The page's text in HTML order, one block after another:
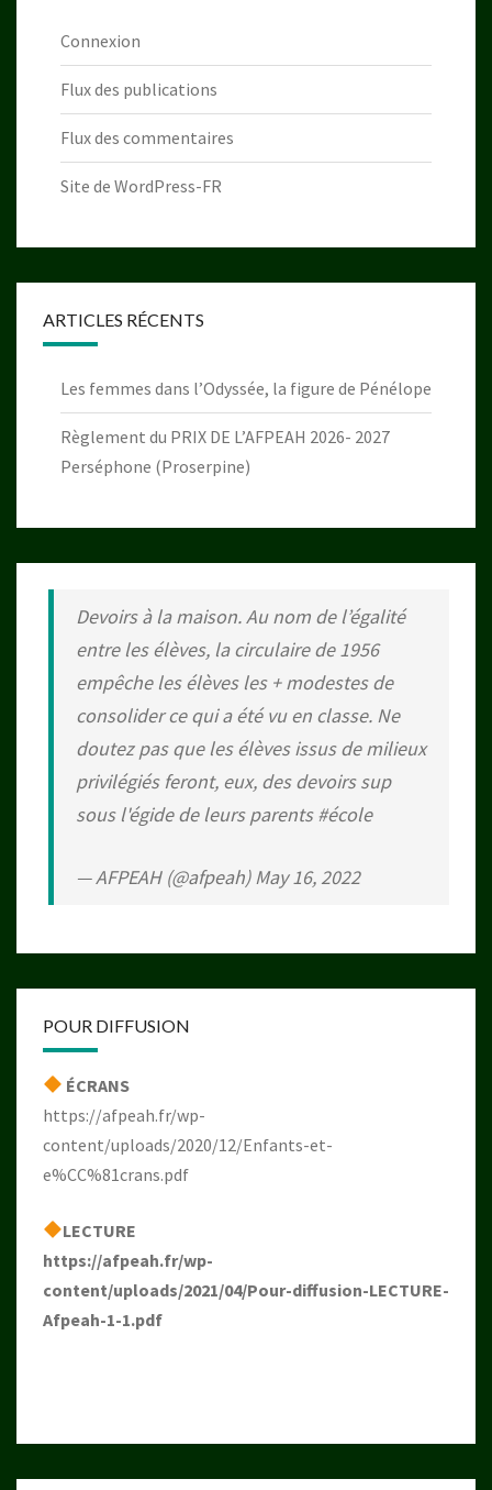
Connexion
Flux des publications
Flux des commentaires
Site de WordPress-FR
ARTICLES RÉCENTS
Les femmes dans l’Odyssée, la figure de Pénélope
Règlement du PRIX DE L’AFPEAH 2026- 2027
Perséphone (Proserpine)
Devoirs à la maison. Au nom de l’égalité
entre les élèves, la circulaire de 1956
empêche les élèves les + modestes de
consolider ce qui a été vu en classe. Ne
doutez pas que les élèves issus de milieux
privilégiés feront, eux, des devoirs sup
sous l'égide de leurs parents#école
— AFPEAH (@afpeah)May 16, 2022
POUR DIFFUSION
ÉCRANS
https://afpeah.fr/wp-
content/uploads/2020/12/Enfants-et-
e%CC%81crans.pdf
LECTURE
https://afpeah.fr/wp-
content/uploads/2021/04/Pour-diffusion-LECTURE-
Afpeah-1-1.pdf